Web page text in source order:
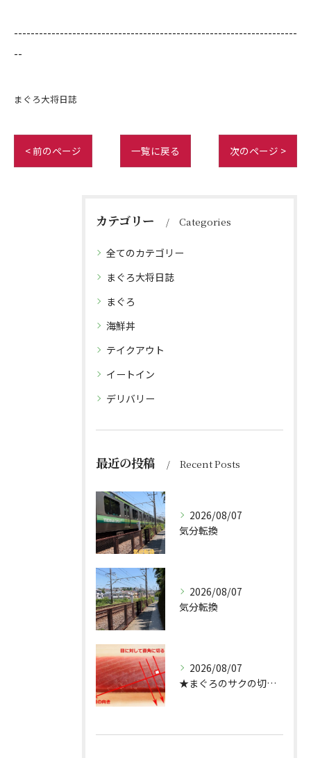
--------------------------------------------------------------------
--
まぐろ大将日誌
< 前のページ 一覧に戻る 次のページ >
カテゴリー Categories
全てのカテゴリー
まぐろ大将日誌
まぐろ
海鮮丼
テイクアウト
イートイン
デリバリー
最近の投稿 Recent Posts
2026/08/07
気分転換
2026/08/07
気分転換
2026/08/07
★まぐろのサクの切り方★